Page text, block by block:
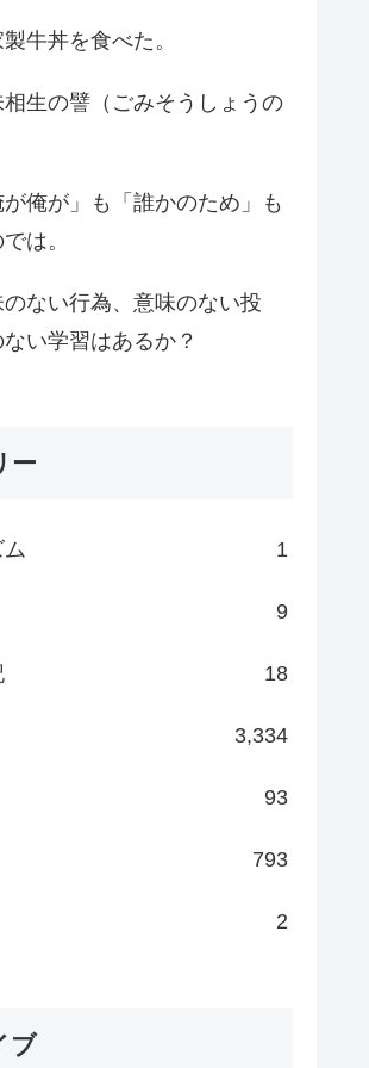
牛丼を食べた。
相生の譬（ごみそうしょうの
俺が」も「誰かのため」も
は。
ない行為、意味のない投
い学習はあるか？
ー
1
9
18
3,334
93
793
2
ブ